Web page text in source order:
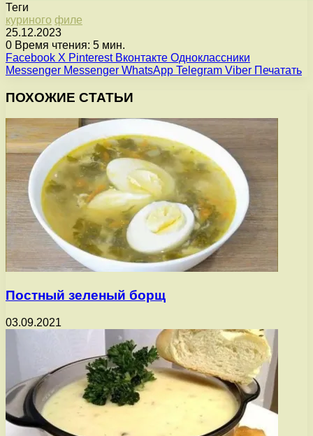
Теги
куриного филе
25.12.2023
0 Время чтения: 5 мин.
Facebook X Pinterest Вконтакте Одноклассники
Messenger Messenger WhatsApp Telegram Viber Печатать
ПОХОЖИЕ СТАТЬИ
Постный зеленый борщ
03.09.2021